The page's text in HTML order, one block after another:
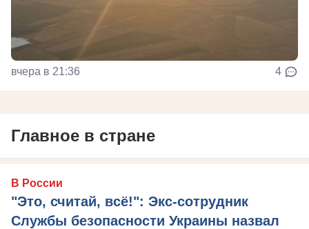
вчера в 21:36 4
Главное в стране
В России
"Это, считай, всё!": Экс-сотрудник
Службы безопасности Украины назвал